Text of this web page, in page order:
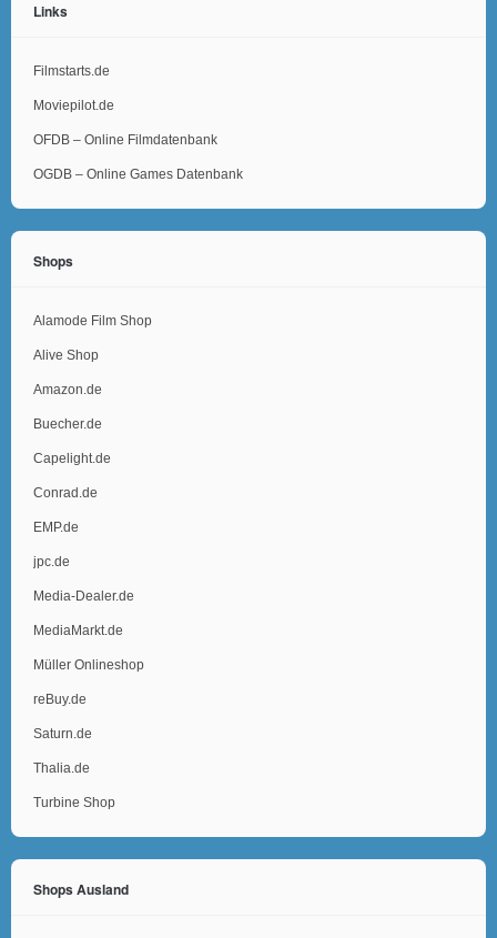
Links
Filmstarts.de
Moviepilot.de
OFDB – Online Filmdatenbank
OGDB – Online Games Datenbank
Shops
Alamode Film Shop
Alive Shop
Amazon.de
Buecher.de
Capelight.de
Conrad.de
EMP.de
jpc.de
Media-Dealer.de
MediaMarkt.de
Müller Onlineshop
reBuy.de
Saturn.de
Thalia.de
Turbine Shop
Shops Ausland